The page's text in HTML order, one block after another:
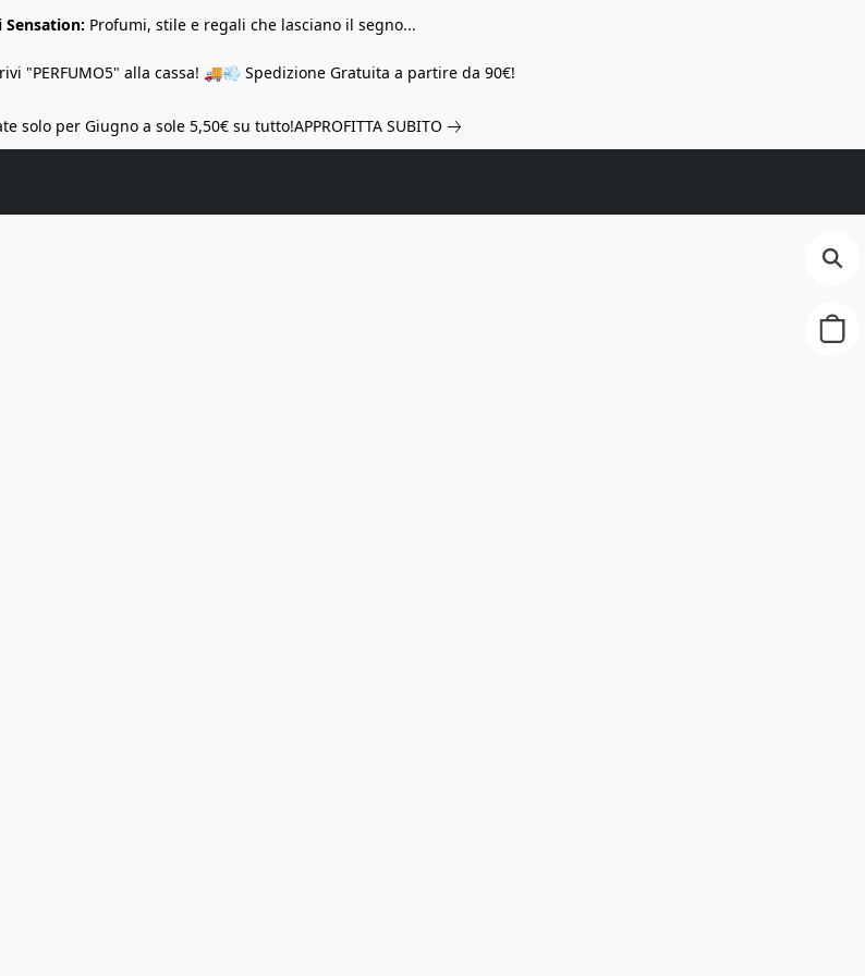
Sensation: Profumi, stile e regali che lasciano il segno...
"PERFUMO5" alla cassa! 🚚💨 Spedizione Gratuita a partire da 90€!
solo per Giugno a sole 5,50€ su tutto!APPROFITTA SUBITO